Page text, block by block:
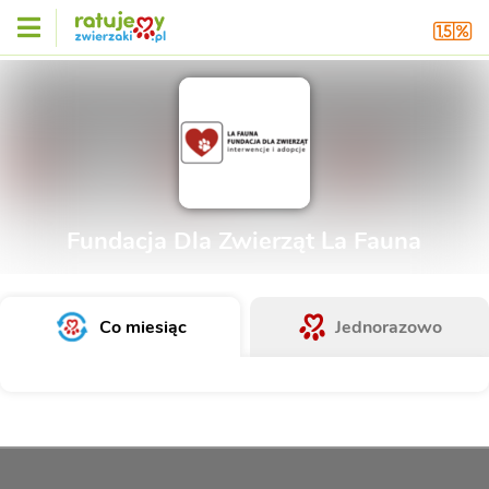
Fundacja Dla Zwierząt La Fauna
Co miesiąc Jednorazowo